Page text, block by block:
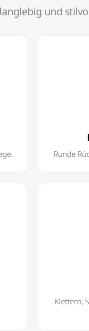
und
Runde
Klettern,